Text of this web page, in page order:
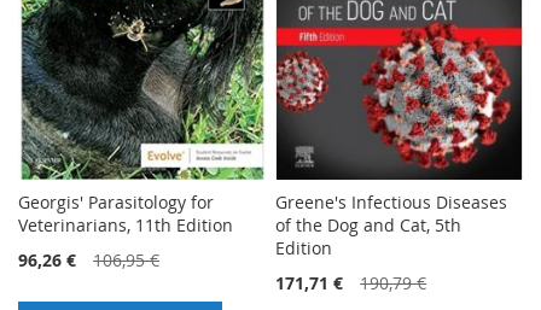
DESEJOS
DESEJOS
Georgis' Parasitology for
Veterinarians, 11th Edition
96,26 €
106,95 €
Greene's Infectious Diseases
of the Dog and Cat, 5th
Edition
171,71 €
190,79 €